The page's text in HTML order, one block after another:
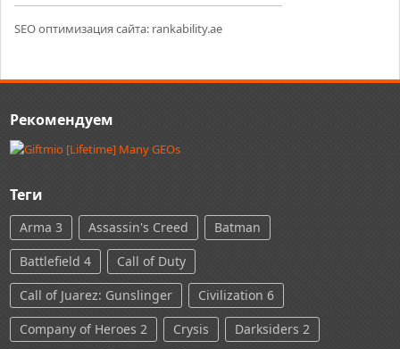
SEO оптимизация сайта: rankability.ae
Рекомендуем
Теги
Arma 3 Assassin's Creed
Batman
Battlefield 4
Call of Duty
Call of Juarez: Gunslinger
Civilization 6
Company of Heroes 2
Crysis
Darksiders 2